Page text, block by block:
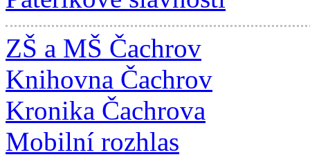
ZŠ a MŠ Čachrov
Knihovna Čachrov
Kronika Čachrova
Mobilní rozhlas